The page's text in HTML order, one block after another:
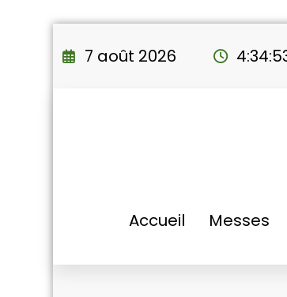
au
7 août 2026
Accueil Messes